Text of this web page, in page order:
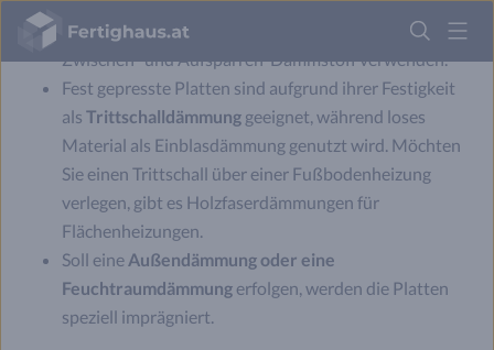
Fertighaus
Logo
Anmelden
Ebenso können Sie die Holzfaserdämmung
im Dach als
Zwischen- und Aufsparren-Dämmstoff verwenden.
Fest gepresste Platten sind aufgrund ihrer Festigkeit
als Trittschalldämmung geeignet, während loses
Material als Einblasdämmung genutzt wird. Möchten
Sie einen Trittschall über einer Fußbodenheizung
verlegen, gibt es Holzfaserdämmungen für
Flächenheizungen.
Soll eine Außendämmung oder eine
Feuchtraumdämmung erfolgen, werden die Platten
speziell imprägniert.